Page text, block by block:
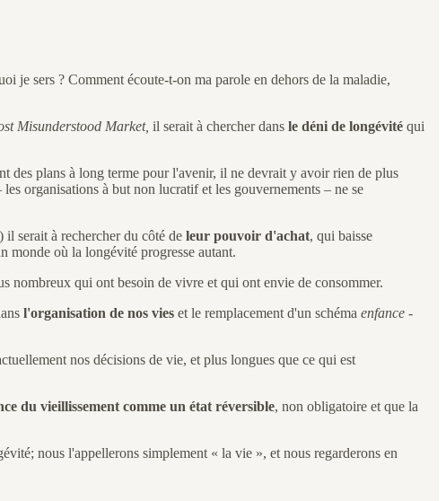
je sers ? Comment écoute-t-on ma parole en dehors de la maladie,
Misunderstood Market, il serait à chercher dans le déni de longévité qui
des plans à long terme pour l'avenir, il ne devrait y avoir rien de plus
organisations à but non lucratif et les gouvernements – ne se
serait à rechercher du côté de leur pouvoir d'achat, qui baisse
monde où la longévité progresse autant.
nombreux qui ont besoin de vivre et qui ont envie de consommer.
l'organisation de nos vies et le remplacement d'un schéma enfance -
nos décisions de vie, et plus longues que ce qui est
du vieillissement comme un état réversible, non obligatoire et que la
nous l'appellerons simplement « la vie », et nous regarderons en